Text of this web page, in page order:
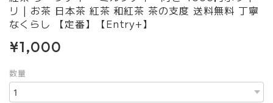
リ | お茶 日本茶 紅茶 和紅茶 茶の支度 送料無料 丁寧
なくらし 【定番】【Entry+】
¥1,000
数量